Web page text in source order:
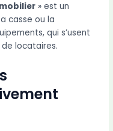
» est un
casse ou la
qui s’usent
locataires.